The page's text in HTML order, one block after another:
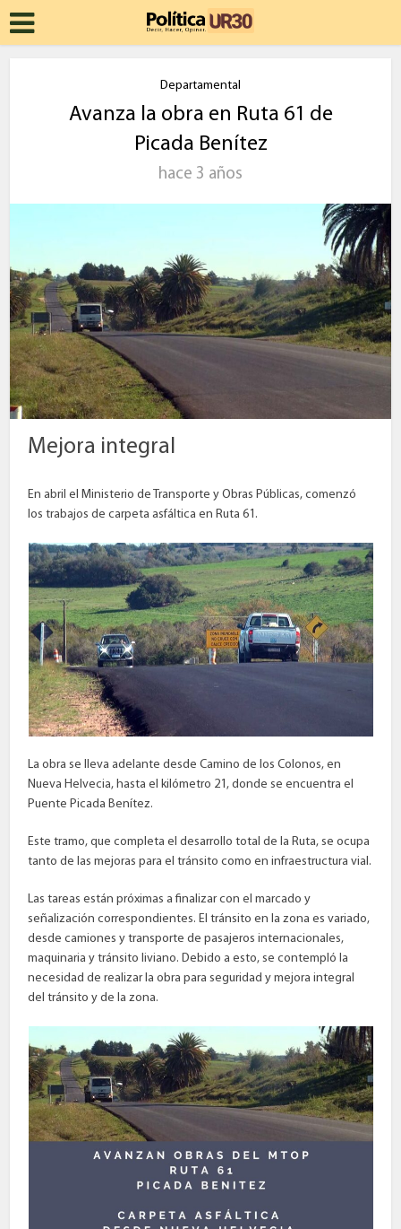
Departamental
Avanza la obra en Ruta 61 de
Picada Benítez
hace 3 años
Mejora integral
En abril el Ministerio de Transporte y Obras Públicas, comenzó
los trabajos de carpeta asfáltica en Ruta 61.
La obra se lleva adelante desde Camino de los Colonos, en
Nueva Helvecia, hasta el kilómetro 21, donde se encuentra el
Puente Picada Benítez.
Este tramo, que completa el desarrollo total de la Ruta, se ocupa
tanto de las mejoras para el tránsito como en infraestructura vial.
Las tareas están próximas a finalizar con el marcado y
señalización correspondientes. El tránsito en la zona es variado,
desde camiones y transporte de pasajeros internacionales,
maquinaria y tránsito liviano. Debido a esto, se contempló la
necesidad de realizar la obra para seguridad y mejora integral
del tránsito y de la zona.